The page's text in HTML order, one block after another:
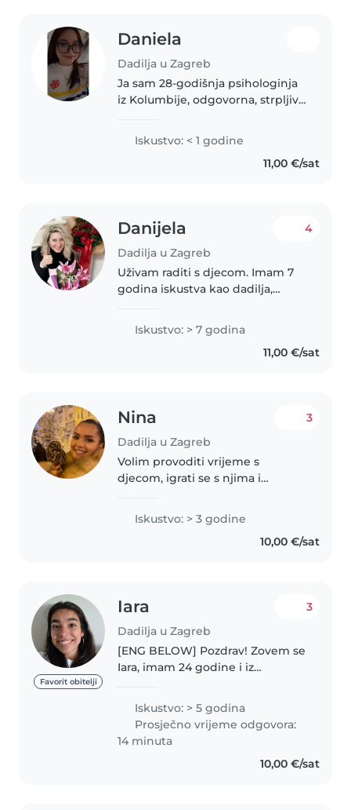
Daniela
Dadilja u Zagreb
Ja sam 28-godišnja psihologinja
iz Kolumbije, odgovorna, strpljiva
Nastojim stvoriti sigurno, brižno i
ugodno okruženje u kojem se
djeca mogu emocionalno,..
Iskustvo: < 1 godine
11,00 €/sat
Danijela
Dadilja u Zagreb
4
Uživam raditi s djecom. Imam 7
godina iskustva kao dadilja,
sam se u području ugostiteljstva i
posjedujem svoje vozilo i
vozačku dozvolu. Smatram se
Iskustvo: > 7 godina
11,00 €/sat
Nina
Dadilja u Zagreb
3
Volim provoditi vrijeme s
djecom, igrati se s njima i
kreativan način uvijek nastojim
stvoriti sigurno i zabavno
okruženje. Ako tražite nekoga
Iskustvo: > 3 godine
10,00 €/sat
Favorit obitelji
Iara
Dadilja u Zagreb
3
[ENG BELOW] Pozdrav! Zovem se
Iara, imam 24 godine i iz
hrvatski jezik. Imam iskustvo
rada kao dadilja u Argentini..
Iskustvo: > 5 godina
Prosječno vrijeme odgovora:
14 minuta
10,00 €/sat